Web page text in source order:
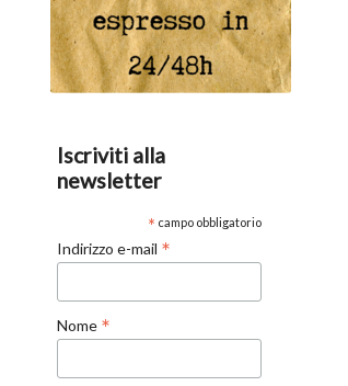
Iscriviti alla
newsletter
* campo obbligatorio
Indirizzo e-mail *
Nome *